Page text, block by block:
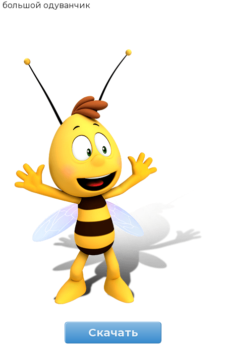
большой одуванчик
Скачать